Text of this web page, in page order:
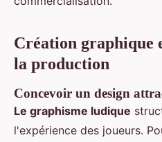
Création graphique
la production
Concevoir un design
Le graphisme ludique
l'expérience des joueurs.